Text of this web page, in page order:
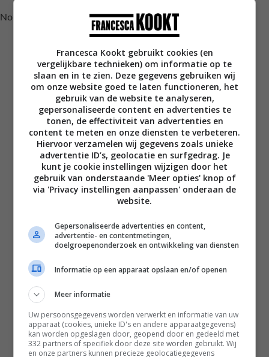
No posts found.
Disclaimer
Privacy voorwaarden
Instagram
Facebook
Pinterest
Home
Word gratis lid
Recepten
Leefstijl
Reizen
Francesca Kookt gebruikt cookies (en
vergelijkbare technieken) om informatie op te
slaan en in te zien. Deze gegevens gebruiken wij
om onze website goed te laten functioneren, het
gebruik van de website te analyseren,
gepersonaliseerde content en advertenties te
tonen, de effectiviteit van advertenties en
content te meten en onze diensten te verbeteren.
Hiervoor verzamelen wij gegevens zoals unieke
advertentie ID’s, geolocatie en surfgedrag. Je
kunt je cookie instellingen wijzigen door het
gebruik van onderstaande 'Meer opties' knop of
via 'Privacy instellingen aanpassen' onderaan de
website.
Gepersonaliseerde advertenties en content,
advertentie- en contentmetingen,
doelgroepenonderzoek en ontwikkeling van diensten
Informatie op een apparaat opslaan en/of openen
Meer informatie
Uw persoonsgegevens worden verwerkt en informatie van uw
apparaat (cookies, unieke ID's en andere apparaatgegevens)
kan worden opgeslagen door, geopend door en gedeeld met
332 partners of specifiek door deze site worden gebruikt. Wij
en onze partners kunnen precieze geolocatiegegevens